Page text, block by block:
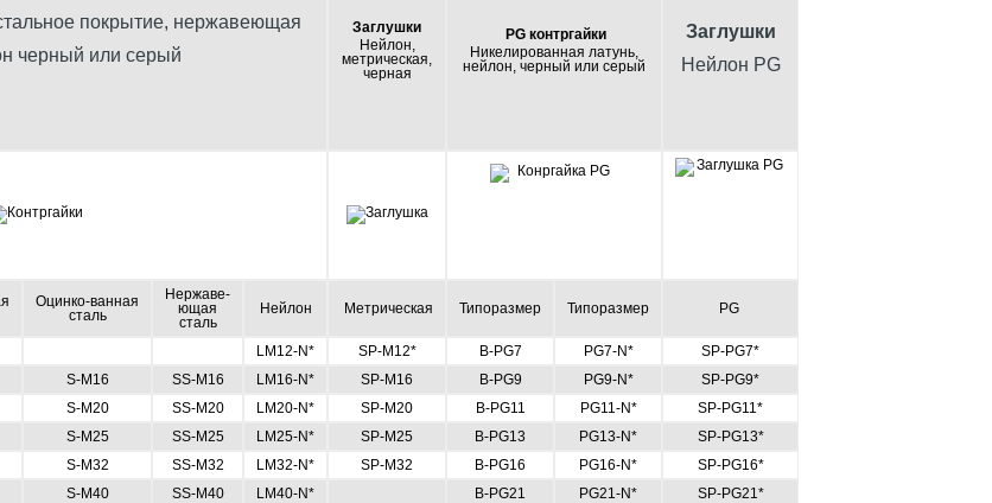
покрытие, нержавеющая
черный или серый
Заглушки
Нейлон,
метрическая,
черная
PG контргайки
Никелированная латунь,
нейлон, черный или серый
Заглушки
Нейлон PG
Оцинко-ванная
сталь
Нержаве-
ющая
сталь
Нейлон Метрическая Типоразмер Типоразмер PG
LM12-N* SP-M12* B-PG7 PG7-N*
SP-PG7*
S-M16 SS-M16 LM16-N* SP-M16 B-PG9 PG9-N*
SP-PG9*
S-M20 SS-M20 LM20-N* SP-M20 B-PG11 PG11-N*
SP-PG11*
S-M25 SS-M25 LM25-N* SP-M25 B-PG13 PG13-N*
SP-PG13*
S-M32 SS-M32 LM32-N* SP-M32 B-PG16 PG16-N*
SP-PG16*
S-M40 SS-M40 LM40-N* B-PG21 PG21-N*
SP-PG21*